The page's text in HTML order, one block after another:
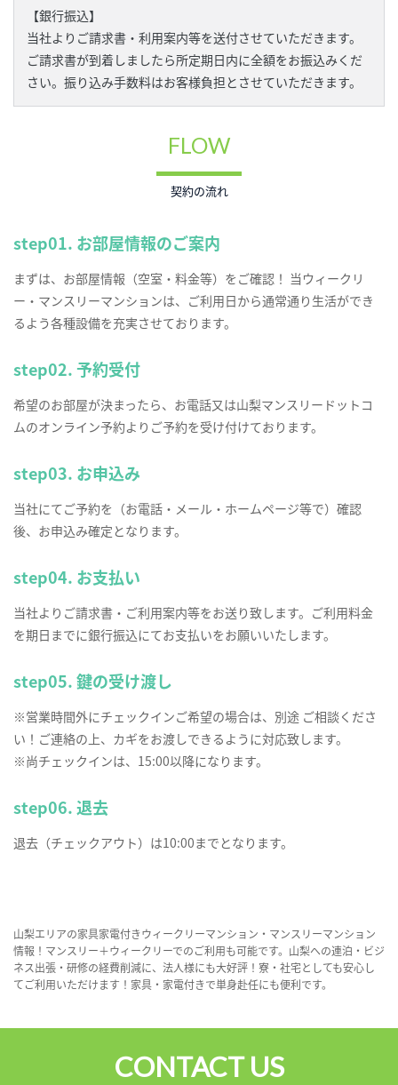
【銀行振込】
当社よりご請求書・利用案内等を送付させていただきます。
ご請求書が到着しましたら所定期日内に全額をお振込みくだ
さい。振り込み手数料はお客様負担とさせていただきます。
FLOW
契約の流れ
step01. お部屋情報のご案内
まずは、お部屋情報（空室・料金等）をご確認！ 当ウィークリ
ー・マンスリーマンションは、ご利用日から通常通り生活ができ
るよう各種設備を充実させております。
step02. 予約受付
希望のお部屋が決まったら、お電話又は山梨マンスリードットコ
ムのオンライン予約よりご予約を受け付けております。
step03. お申込み
当社にてご予約を（お電話・メール・ホームページ等で）確認
後、お申込み確定となります。
step04. お支払い
当社よりご請求書・ご利用案内等をお送り致します。ご利用料金
を期日までに銀行振込にてお支払いをお願いいたします。
step05. 鍵の受け渡し
※営業時間外にチェックインご希望の場合は、別途 ご相談くださ
い！ご連絡の上、カギをお渡しできるように対応致します。
※尚チェックインは、15:00以降になります。
step06. 退去
退去（チェックアウト）は10:00までとなります。
山梨エリアの家具家電付きウィークリーマンション・マンスリーマンション
情報！マンスリー＋ウィークリーでのご利用も可能です。山梨への連泊・ビジ
ネス出張・研修の経費削減に、法人様にも大好評！寮・社宅としても安心し
てご利用いただけます！家具・家電付きで単身赴任にも便利です。
CONTACT US